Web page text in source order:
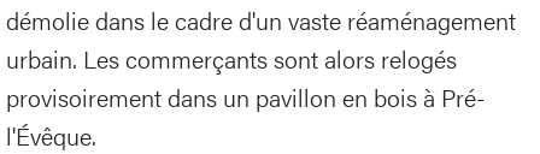
démolie dans le cadre d'un vaste réaménagement
urbain. Les commerçants sont alors relogés
provisoirement dans un pavillon en bois à Pré-
l'Évêque.